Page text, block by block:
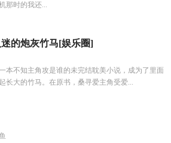
那时的我还...
的炮灰竹马[娱乐圈]
本不知主角攻是谁的未完结耽美小说，成为了里面
长大的竹马。在原书，桑寻爱主角受爱...